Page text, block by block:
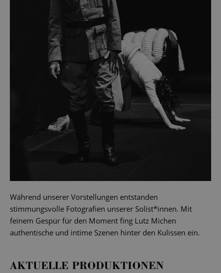
Während unserer Vorstellungen entstanden
stimmungsvolle Fotografien unserer Solist*innen. Mit
feinem Gespür für den Moment fing Lutz Michen
authentische und intime Szenen hinter den Kulissen ein.
AKTUELLE PRODUKTIONEN